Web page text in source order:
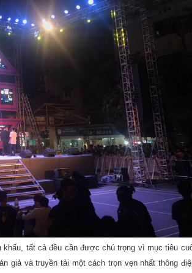
tất cả đều cần được chú trọng vì mục tiêu
giả và truyền tải một cách trọn vẹn nhất thông